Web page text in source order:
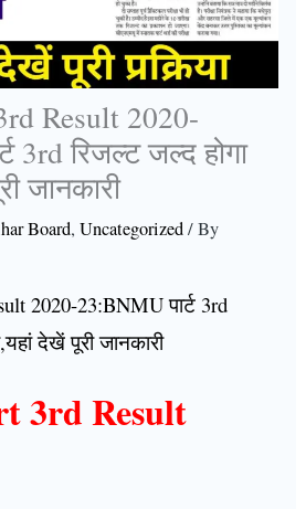
Result 2020-
3rd रिजल्ट जल्द होगा
जानकारी
Board,Uncategorized/ By
2020-23:BNMU पार्ट 3rd
देखें पूरी जानकारी
3rd Result